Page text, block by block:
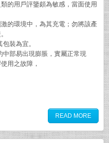
的用戶評鑒頗為敏感，當面使用
的環境中，為其充電；勿將該產
裝為宜。
中部易出現膨脹，實屬正常現
用之故障，
READ MORE